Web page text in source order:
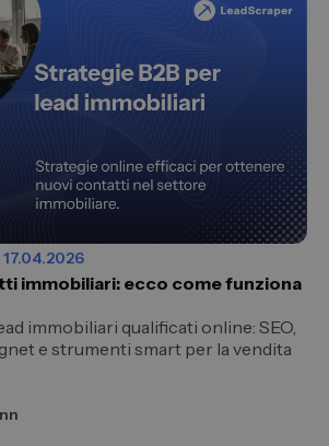
17.04.2026
immobiliari: ecco come funziona
immobiliari qualificati online: SEO,
e strumenti smart per la vendita